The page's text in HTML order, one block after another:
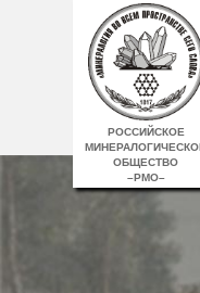
РОССИЙСКОЕ
ОБЩЕСТВО
–РМО–